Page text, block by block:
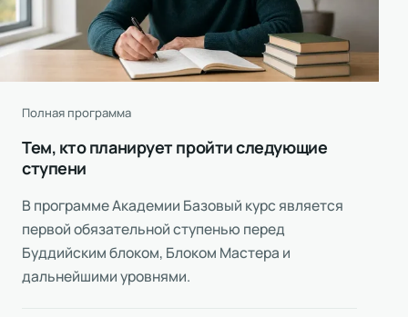
Полная программа
Тем, кто планирует пройти следующие
ступени
В программе Академии Базовый курс является
первой обязательной ступенью перед
Буддийским блоком, Блоком Мастера и
дальнейшими уровнями.